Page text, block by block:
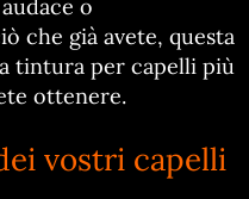
o
che già avete, questa
tintura per capelli più
ottenere.
vostri capelli